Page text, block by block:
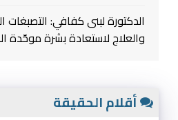
الدكتورة لبنى كفافي: التصبغات
والعلاج لاستعادة بشرة موحّدة
أقلام الحقيقة